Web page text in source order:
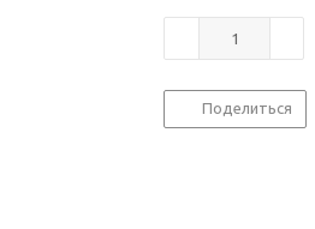
Поделиться